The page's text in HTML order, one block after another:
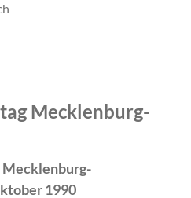
Mecklenburg-
Mecklenburg-
1990